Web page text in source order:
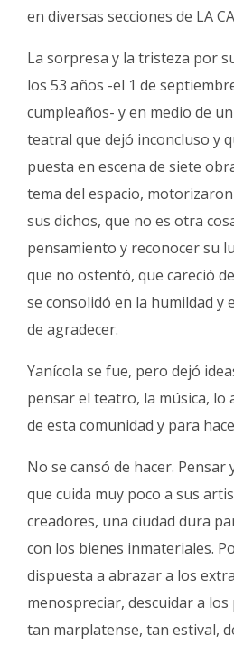
en diversas secciones de LA
La sorpresa y la tristeza por
los 53 años -el 1 de
cumpleaños- y en medio de
teatral que dejó inconcluso y
puesta en escena de siete
tema del espacio,
sus dichos, que no es otra
pensamiento y reconocer su
que no ostentó, que careció
se consolidó en la humildad y
de agradecer.
Yanícola se fue, pero dejó
pensar el teatro, la música, lo
de esta comunidad y para
No se cansó de hacer. Pensar
que cuida muy poco a sus
creadores, una ciudad dura
con los bienes inmateriales.
dispuesta a abrazar a los
menospreciar, descuidar a
tan marplatense, tan estival,